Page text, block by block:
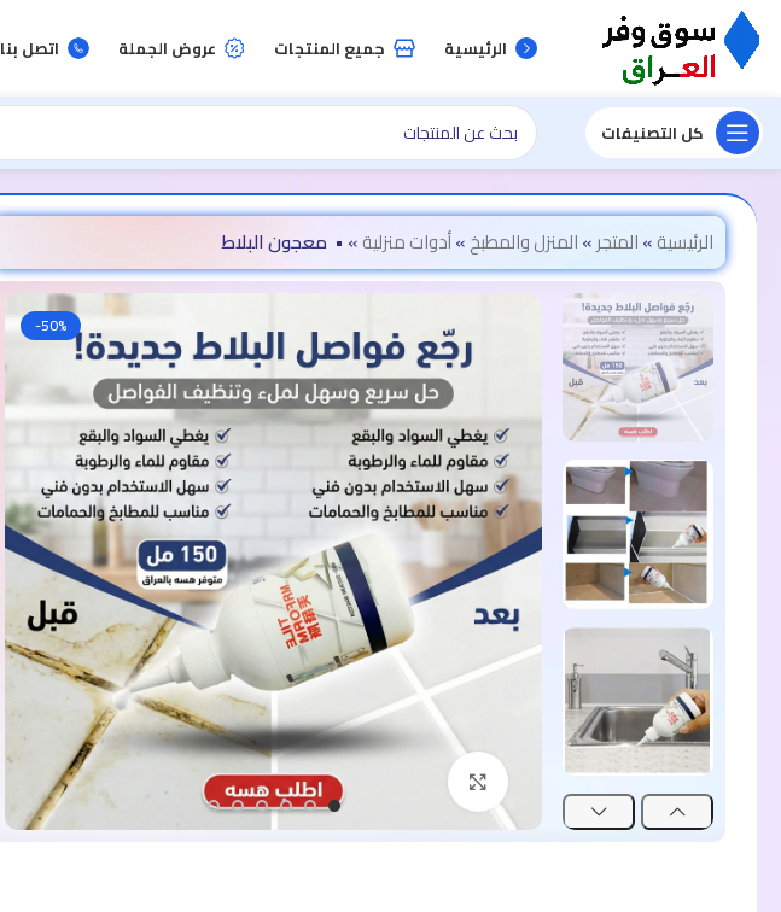
الرئيسية جميع المنتجات عروض الجملة اتصل بنا
كل التصنيفات
الرئيسية»المتجر»المنزل والمطبخ»أدوات منزلية» • معجون البلاط
-50%
اضغط للتكبير